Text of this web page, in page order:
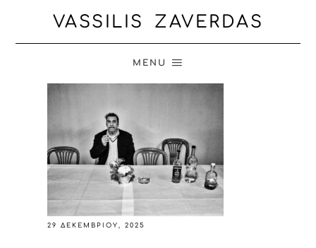
VASSILIS ZAVERDAS
MENU
29 ΔΕΚΕΜΒΡΊΟΥ, 2025